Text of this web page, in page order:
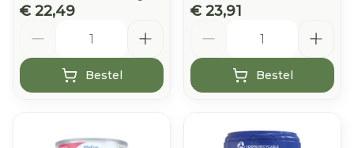
€ 22,49
Bestel
€ 23,91
Bestel